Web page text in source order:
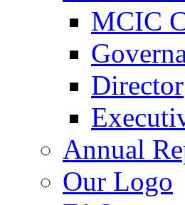
MCIC
Director
Annual
Our Logo